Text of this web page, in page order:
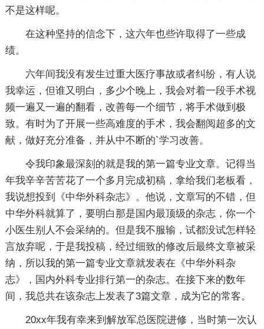
不是这样呢。
在这种坚持的信念下，这六年也些许取得了一些成
绩。
六年间我没有发生过重大医疗事故或者纠纷，有人说
我幸运，但谁又明白，多少个晚上，我会对着一段手术视
频一遍又一遍的翻看，改善每一个细节，将手术做到极
致。有时为了开展一些高难度的手术，我会翻阅超多的文
献，做好充分准备，并从中不断的`学习改善。
令我印象最深刻的就是我的第一篇专业文章。记得当
年我辛辛苦苦花了一个多月完成初稿，拿给我们老板看，
我说想投到《中华外科杂志》。他说，文章写的不错，但
中华外科就算了，要明白那是国内最顶级的杂志，你一个
小医生别人不会采纳的。但是我不服输，试都没试怎样轻
言放弃呢，于是我投稿，经过细致的修改后最终文章被采
纳，所以我的第一篇专业文章就发表在《中华外科杂
志》，国内外科专业排行第一的杂志。在接下来的数年
间，我总共在该杂志上发表了3篇文章，成为它的常客。
20xx年我有幸来到解放军总医院进修，当时第一次认